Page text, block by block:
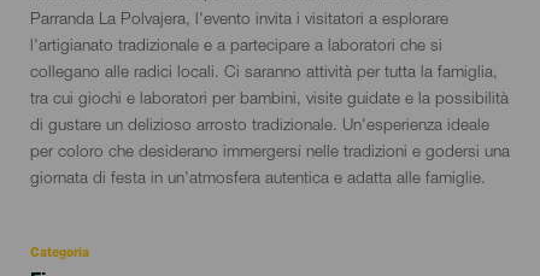
evento
Parranda La Polvajera, l'evento invita i visitatori a esplorare
l'artigianato tradizionale e a partecipare a laboratori che si
collegano alle radici locali. Ci saranno attività per tutta la famiglia,
tra cui giochi e laboratori per bambini, visite guidate e la possibilità
di gustare un delizioso arrosto tradizionale. Un'esperienza ideale
per coloro che desiderano immergersi nelle tradizioni e godersi una
giornata di festa in un'atmosfera autentica e adatta alle famiglie.
Categoria